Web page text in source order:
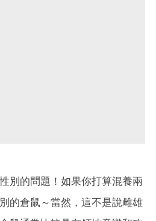
別的問題！如果你打算混養兩
的倉鼠～當然，這不是說雌雄